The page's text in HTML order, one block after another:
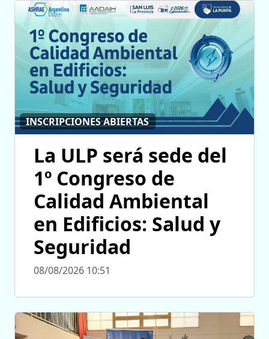
INSCRIPCIONES ABIERTAS
La ULP será sede del
1º Congreso de
Calidad Ambiental
en Edificios: Salud y
Seguridad
08/08/2026 10:51